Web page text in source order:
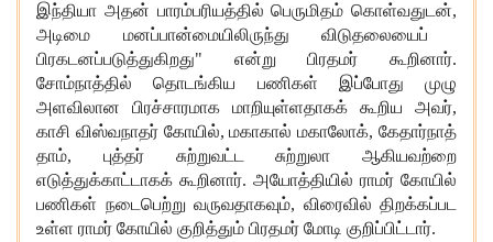
இந்தியா அதன் பாரம்பரியத்தில் பெருமிதம் கொள்வதுடன்,
அடிமை மனப்பான்மையிலிருந்து விடுதலையைப்
பிரகடனப்படுத்துகிறது" என்று பிரதமர் கூறினார்.
சோம்நாத்தில் தொடங்கிய பணிகள் இப்போது முழு
அளவிலான பிரச்சாரமாக மாறியுள்ளதாகக் கூறிய அவர்,
காசி விஸ்வநாதர் கோயில்,மகாகால் மகாலோக்,கேதார்நாத்
தாம், புத்தர் சுற்றுவட்ட சுற்றுலா ஆகியவற்றை
எடுத்துக்காட்டாகக் கூறினார். அயோத்தியில் ராமர் கோயில்
பணிகள் நடைபெற்று வருவதாகவும், விரைவில் திறக்கப்பட
உள்ள ராமர் கோயில் குறித்தும் பிரதமர் மோடி குறிப்பிட்டார்.